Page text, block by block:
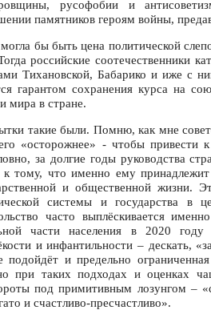
русофобии и
памятников героям войны,
бы быть цена политической
российские соотечественники
Тихановской, Бабарико и иже с
гарантом сохранения курса на
мира в стране.
такие были. Помню, как мне
«осторожнее» - чтобы привести
за долгие годы руководства
к тому, что именно ему
и общественной жизни.
системы и государства
часто выплёскивается
части населения в 2020
и инфантильности – дескать,
подойдёт и предельно
при таких подходах и оценках
под примитивным лозунгом –
и счастливо-пресчастливо».